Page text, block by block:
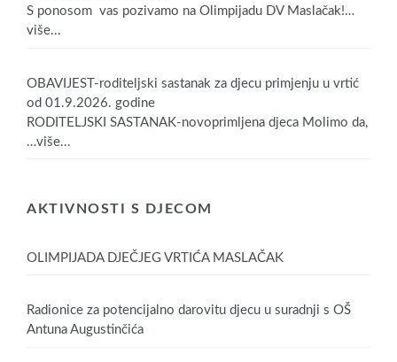
S ponosom vas pozivamo na Olimpijadu DV Maslačak!…
više...
OBAVIJEST-roditeljski sastanak za djecu primjenju u vrtić
od 01.9.2026. godine
RODITELJSKI SASTANAK-novoprimljena djeca Molimo da,
…više...
AKTIVNOSTI S DJECOM
OLIMPIJADA DJEČJEG VRTIĆA MASLAČAK
Radionice za potencijalno darovitu djecu u suradnji s OŠ
Antuna Augustinčića